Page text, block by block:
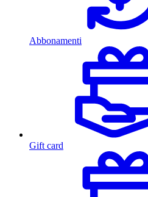
Abbonamenti
Gift card